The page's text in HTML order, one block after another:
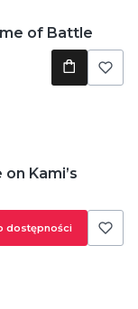
of Battle
Kami’s
dostępności